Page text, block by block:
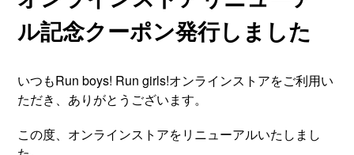
ル記念クーポン発行しました
いつもRun boys! Run girls!オンラインストアをご利用い
ただき、ありがとうございます。
この度、オンラインストアをリニューアルいたしまし